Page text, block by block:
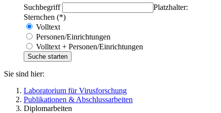
Suchbegriff
Platzhalter:
Sternchen (*)
Volltext
Personen/Einrichtungen
Volltext + Personen/Einrichtungen
Sie sind hier:
Laboratorium für Virusforschung
Publikationen & Abschlussarbeiten
Diplomarbeiten